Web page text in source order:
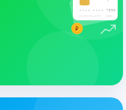
7890
CARDHOLDER 03/28
₽